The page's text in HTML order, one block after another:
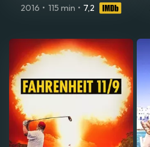
2016 • 115 min • 7,2